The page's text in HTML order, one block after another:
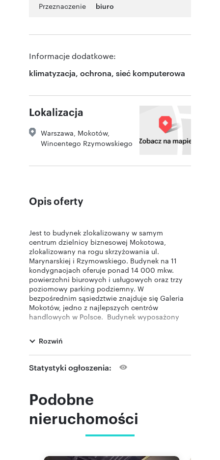
Przeznaczenie biuro
Informacje dodatkowe:
klimatyzacja, ochrona, sieć komputerowa
Lokalizacja
Warszawa Mokotów,
Wincentego Rzymowskiego
Opis oferty
Jest to budynek zlokalizowany w samym
centrum dzielnicy biznesowej Mokotowa,
zlokalizowany na rogu skrzyżowania ul.
Marynarskiej i Rzymowskiego. Budynek na 11
kondygnacjach oferuje ponad 14 000 mkw.
powierzchni biurowych i usługowych oraz trzy
poziomowy parking podziemny. W
bezpośrednim sąsiedztwie znajduje się Galeria
Mokotów, jedno z najlepszych centrów
handlowych w Polsce. Budynek wyposażony
otwierane okna, podwieszane sufity, sieć
komputerowa, okablowanie elektryczne,
telefoniczne, etc. Pod względem
bezpieczeństwa nieruchomość posiada kontrolę
Administratorem Pani/Pana danych jest Estate
odpowiedzialnością sp. k. w Warszawie ul.
powyższe dane osobowe w celu udzielenie
Pani/Pan zainteresowany. Więcej informacji na
Rozwiń
Statystyki ogłoszenia:
Podobne
nieruchomości